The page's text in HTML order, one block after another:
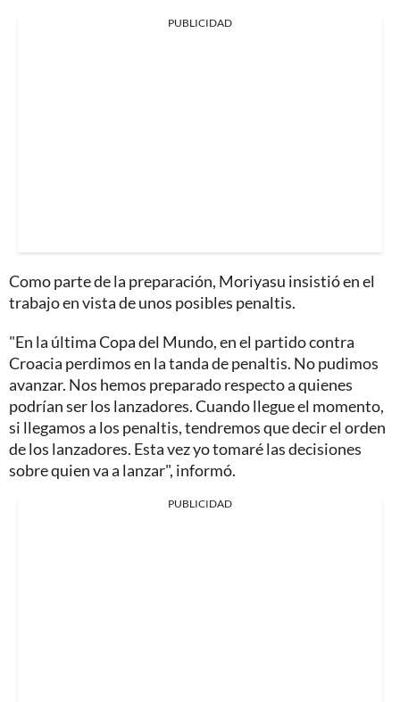
PUBLICIDAD
Como parte de la preparación, Moriyasu insistió en el
trabajo en vista de unos posibles penaltis.
"En la última Copa del Mundo, en el partido contra
Croacia perdimos en la tanda de penaltis. No pudimos
avanzar. Nos hemos preparado respecto a quienes
podrían ser los lanzadores. Cuando llegue el momento,
si llegamos a los penaltis, tendremos que decir el orden
de los lanzadores. Esta vez yo tomaré las decisiones
sobre quien va a lanzar", informó.
PUBLICIDAD